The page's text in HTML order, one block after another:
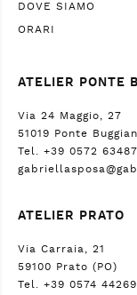
DOVE SIAMO
ORARI
ATELIER PONTE
Via 24 Maggio, 27
51019 Ponte
Tel. +39 0572
ATELIER PRATO
Via Carraia, 21
59100 Prato (PO)
Tel. +39 0574